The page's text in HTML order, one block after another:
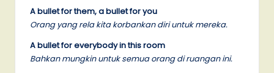
A bullet for them, a bullet for you
Orang yang rela kita korbankan diri untuk mereka.
A bullet for everybody in this room
Bahkan mungkin untuk semua orang di ruangan ini.